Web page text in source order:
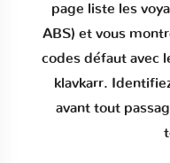
page liste les
ABS) et vous
codes défautavec
klavkarr.
avant tout